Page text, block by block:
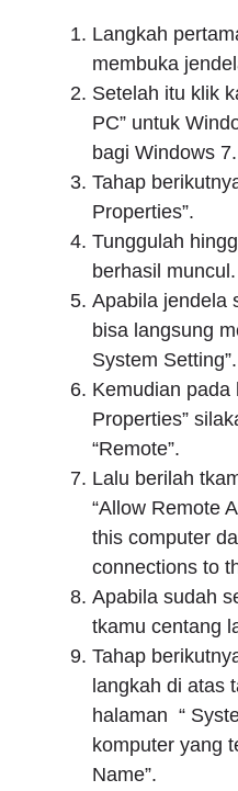
Langkah
membuka
Setelah itu klik
PC” untuk
bagi Windows 7.
Tahap
Properties”.
Tunggulah
berhasil muncul.
Apabila jendela
bisa langsung
System Setting”.
Kemudian pada
Properties”
“Remote”.
Lalu berilah
“Allow Remote
this computer
connections to
Apabila sudah
tkamu centang
Tahap
langkah di atas
halaman “
komputer yang
Name”.